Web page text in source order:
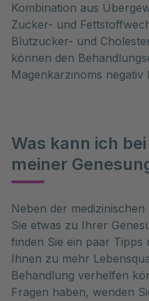
Kombination aus
Zucker- und
Blutzucker- und
können den
Magenkarzinoms negativ
Was kann ich
meiner
Neben der
Sie etwas zu Ihrer
finden Sie ein paar Tipps
Ihnen zu mehr
Behandlung verhelfen
Fragen haben, wenden